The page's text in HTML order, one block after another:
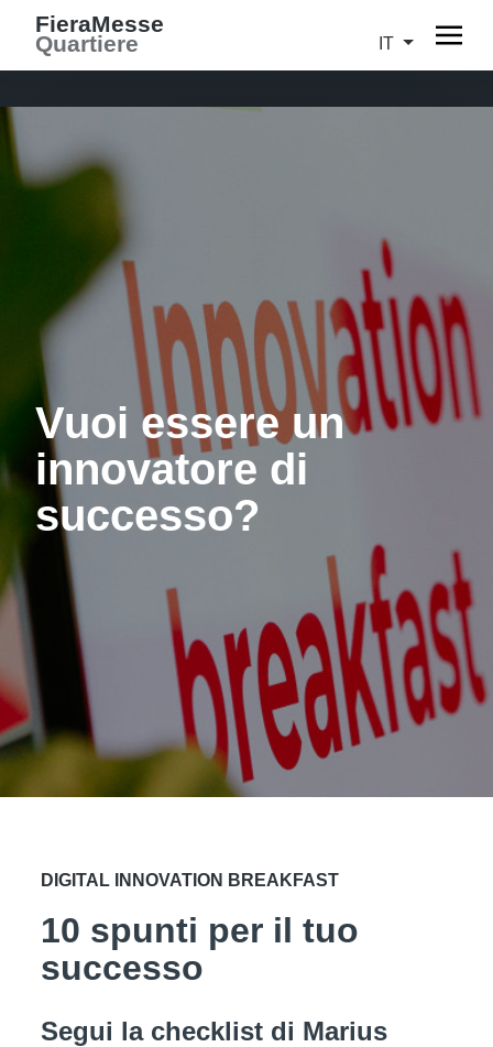
FieraMesse
Quartiere IT
Vuoi essere un
innovatore di
successo?
DIGITAL INNOVATION BREAKFAST
10 spunti per il tuo
successo
Segui la checklist di Marius